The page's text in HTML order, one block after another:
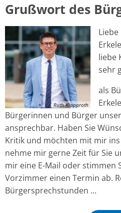
Grußwort des
Ruth Klapproth
liebe
sehr
als
Bürgerinnen und Bürger
ansprechbar. Haben Sie
Kritik und möchten mit mir
nehme mir gerne Zeit für Sie
mir eine E-Mail oder stimmen
Vorzimmer einen Termin ab.
Bürgersprechstunden ...